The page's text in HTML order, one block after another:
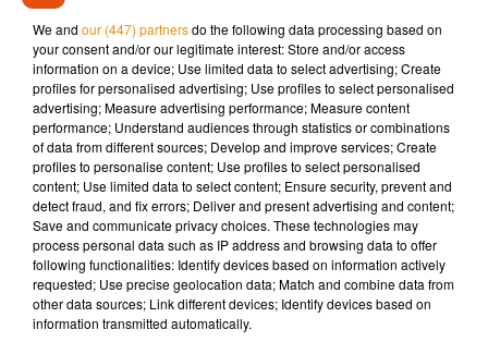
Le jeu est terminé
Musique
7 août 2026
Madonna sort enfin le remix de « Love
Sensation » avec Kylie Minogue
Angèle et Amélie Lens dévoilent leur
We and our (447) partnersdo the following data processing based on
your consent and/or our legitimate interest: Store and/or access
information on a device; Use limited data to select advertising; Create
profiles for personalised advertising; Use profiles to select personalised
advertising; Measure advertising performance; Measure content
performance; Understand audiences through statistics or combinations
of data from different sources; Develop and improve services; Create
profiles to personalise content; Use profiles to select personalised
content; Use limited data to select content; Ensure security, prevent and
detect fraud, and fix errors; Deliver and present advertising and content;
Save and communicate privacy choices. These technologies may
process personal data such as IP address and browsing data to offer
following functionalities: Identify devices based on information actively
requested; Use precise geolocation data; Match and combine data from
other data sources; Link different devices; Identify devices based on
information transmitted automatically.